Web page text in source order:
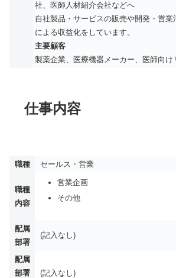
社、医師人材紹介会社などへ
自社製品・サービスの販売や開発・営
による収益化をしています。
主要顧客
製薬企業、医療機器メーカー、医師向
仕事内容
職種 セールス・営業
職種
内容
営業企画
その他
配属
部署
(記入なし)
配属
部署
(記入なし)